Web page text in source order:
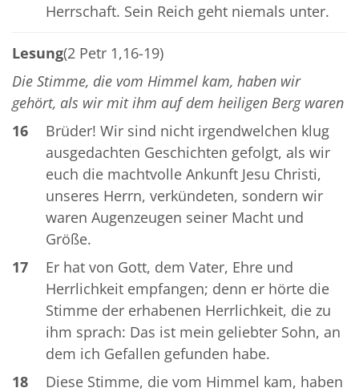
Herrschaft. Sein Reich geht niemals unter.
Lesung(2 Petr 1,16-19)
Die Stimme, die vom Himmel kam, haben wir
gehört, als wir mit ihm auf dem heiligen Berg waren
16
Brüder! Wir sind nicht irgendwelchen klug
ausgedachten Geschichten gefolgt, als wir
euch die machtvolle Ankunft Jesu Christi,
unseres Herrn, verkündeten, sondern wir
waren Augenzeugen seiner Macht und
Größe.
17
Er hat von Gott, dem Vater, Ehre und
Herrlichkeit empfangen; denn er hörte die
Stimme der erhabenen Herrlichkeit, die zu
ihm sprach: Das ist mein geliebter Sohn, an
dem ich Gefallen gefunden habe.
18
Diese Stimme, die vom Himmel kam, haben